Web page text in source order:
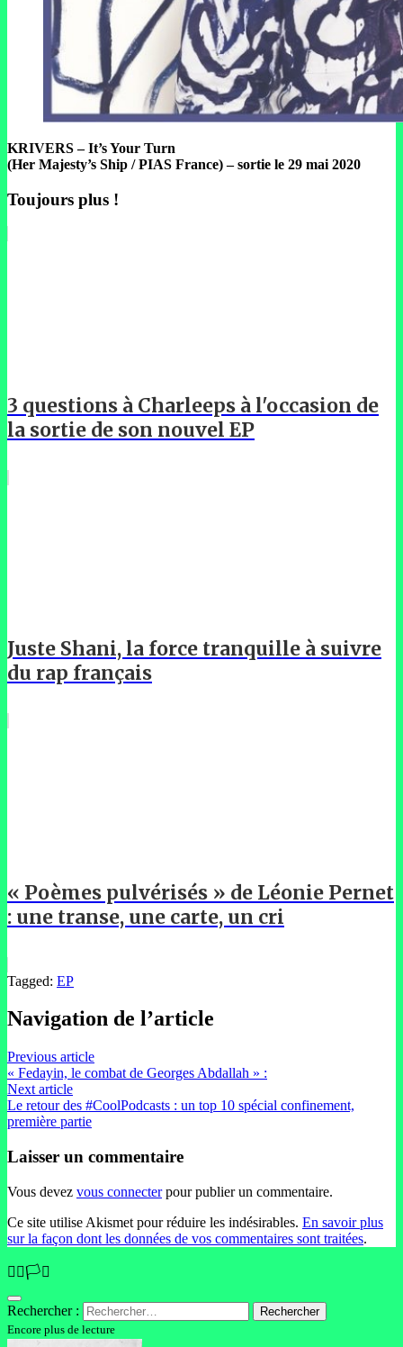
KRIVERS – It’s Your Turn
(Her Majesty’s Ship / PIAS France) – sortie le 29 mai 2020
Toujours plus !
3 questions à Charleeps à l'occasion de
la sortie de son nouvel EP
Juste Shani, la force tranquille à suivre
du rap français
« Poèmes pulvérisés » de Léonie Pernet
: une transe, une carte, un cri
Tagged: EP
Navigation de l’article
Previous article
« Fedayin, le combat de Georges Abdallah » :
Next article
Le retour des #CoolPodcasts : un top 10 spécial confinement,
première partie
Laisser un commentaire
Vous devez vous connecterpour publier un commentaire.
Ce site utilise Akismet pour réduire les indésirables. En savoir plus
sur la façon dont les données de vos commentaires sont traitées.
🏳️‍🌈🏳️‍⚧️
Rechercher :
Encore plus de lecture